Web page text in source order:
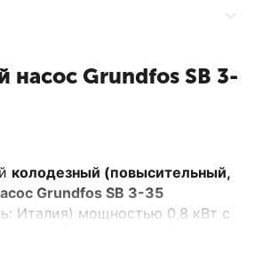
насос Grundfos SB 3-
колодезный (повысительный,
GrundfosSB 3-35
Италия) мощностью 0,8 кВт с
материалов и
без поплавкового